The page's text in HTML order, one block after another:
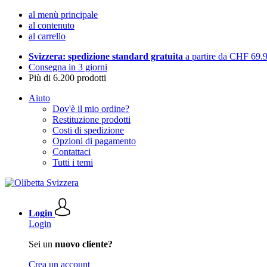
al menù principale
al contenuto
al carrello
Svizzera: spedizione standard gratuita a partire da CHF
Consegna in 3 giorni
Più di 6.200 prodotti
Aiuto
Dov'è il mio ordine?
Restituzione prodotti
Costi di spedizione
Opzioni di pagamento
Contattaci
Tutti i temi
Login
Login
Sei un nuovo cliente?
Crea un account